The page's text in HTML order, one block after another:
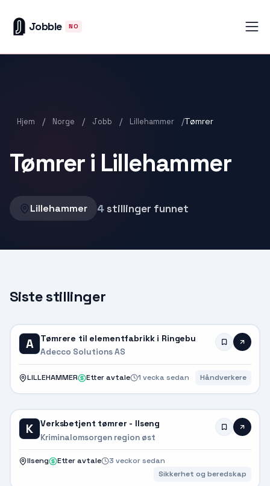
Jobble NO
Hjem / Norge / Jobb / Lillehammer /Tømrer
Tømrer i Lillehammer
Lillehammer 4stillinger funnet
Siste stillinger
A Tømrere til elementfabrikk i Ringebu
Adecco Solutions AS
LILLEHAMMER Etter avtale 1 vecka sedan Håndverkere
K Verksbetjent tømrer - Ilseng
Kriminalomsorgen region øst
Ilseng Etter avtale
3 veckor sedan
Sikkerhet og beredskap